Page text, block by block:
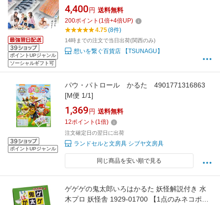
ポイントUPジャンル
ソーシャルギフト可
カードゲーム 読み札 取り札 生き物かるた 動物
かるた おもちゃ 教育 知育 脳トレ 知育玩具 学
習 遊び 新発想 新感覚 ユニーク 面白い おもし
ろ 千葉印刷 日本製
4,400 円 送料無料
200ポイント (1倍+4倍UP)
4.75(8件)
14時までの注文で当日出荷(関西のみ)
想いを繋ぐ百貨店 【TSUNAGU】
ポイントUPジャンル
パウ・パトロール かるた 4901771316863
[M便 1/1]
1,369 円 送料無料
12ポイント (1倍)
注文確定日の翌日に出荷
ランドセルと文房具 シブヤ文房具
同じ商品を安い順で見る
ゲゲゲの鬼太郎いろはかるた 妖怪解説付き 水
木プロ 妖怪舎 1929-01700 【1点のみネコポス